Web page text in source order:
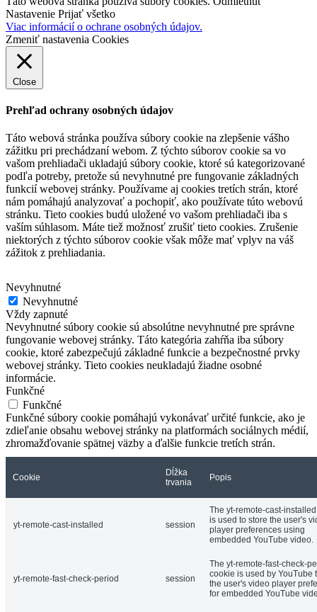
Nastavenie Prijať všetko
Viac informácií o ochrane osobných údajov.
Zmeniť nastavenia Cookies
Close
Prehľad ochrany osobných údajov
Táto webová stránka používa súbory cookie na zlepšenie vášho
zážitku pri prechádzaní webom. Z týchto súborov cookie sa vo
vašom prehliadači ukladajú súbory cookie, ktoré sú kategorizované
podľa potreby, pretože sú nevyhnutné pre fungovanie základných
funkcií webovej stránky. Používame aj cookies tretích strán, ktoré
nám pomáhajú analyzovať a pochopiť, ako používate túto webovú
stránku. Tieto cookies budú uložené vo vašom prehliadači iba s
vaším súhlasom. Máte tiež možnosť zrušiť tieto cookies. Zrušenie
niektorých z týchto súborov cookie však môže mať vplyv na váš
zážitok z prehliadania.
Nevyhnutné
Nevyhnutné
Vždy zapnuté
Nevyhnutné súbory cookie sú absolútne nevyhnutné pre správne
fungovanie webovej stránky. Táto kategória zahŕňa iba súbory
cookie, ktoré zabezpečujú základné funkcie a bezpečnostné prvky
webovej stránky. Tieto cookies neukladajú žiadne osobné
informácie.
Funkčné
Funkčné
Funkčné súbory cookie pomáhajú vykonávať určité funkcie, ako je
zdieľanie obsahu webovej stránky na platformách sociálnych médií,
zhromažďovanie spätnej väzby a ďalšie funkcie tretích strán.
Cookie
Dĺžka
trvania
Popis
yt-remote-cast-installed session
The yt-remote-cast-
is used to store the user's
player preferences using
embedded YouTube video.
yt-remote-fast-check-period session
The yt-remote-fast-check-
cookie is used by YouTube
the user's video player
for embedded YouTube